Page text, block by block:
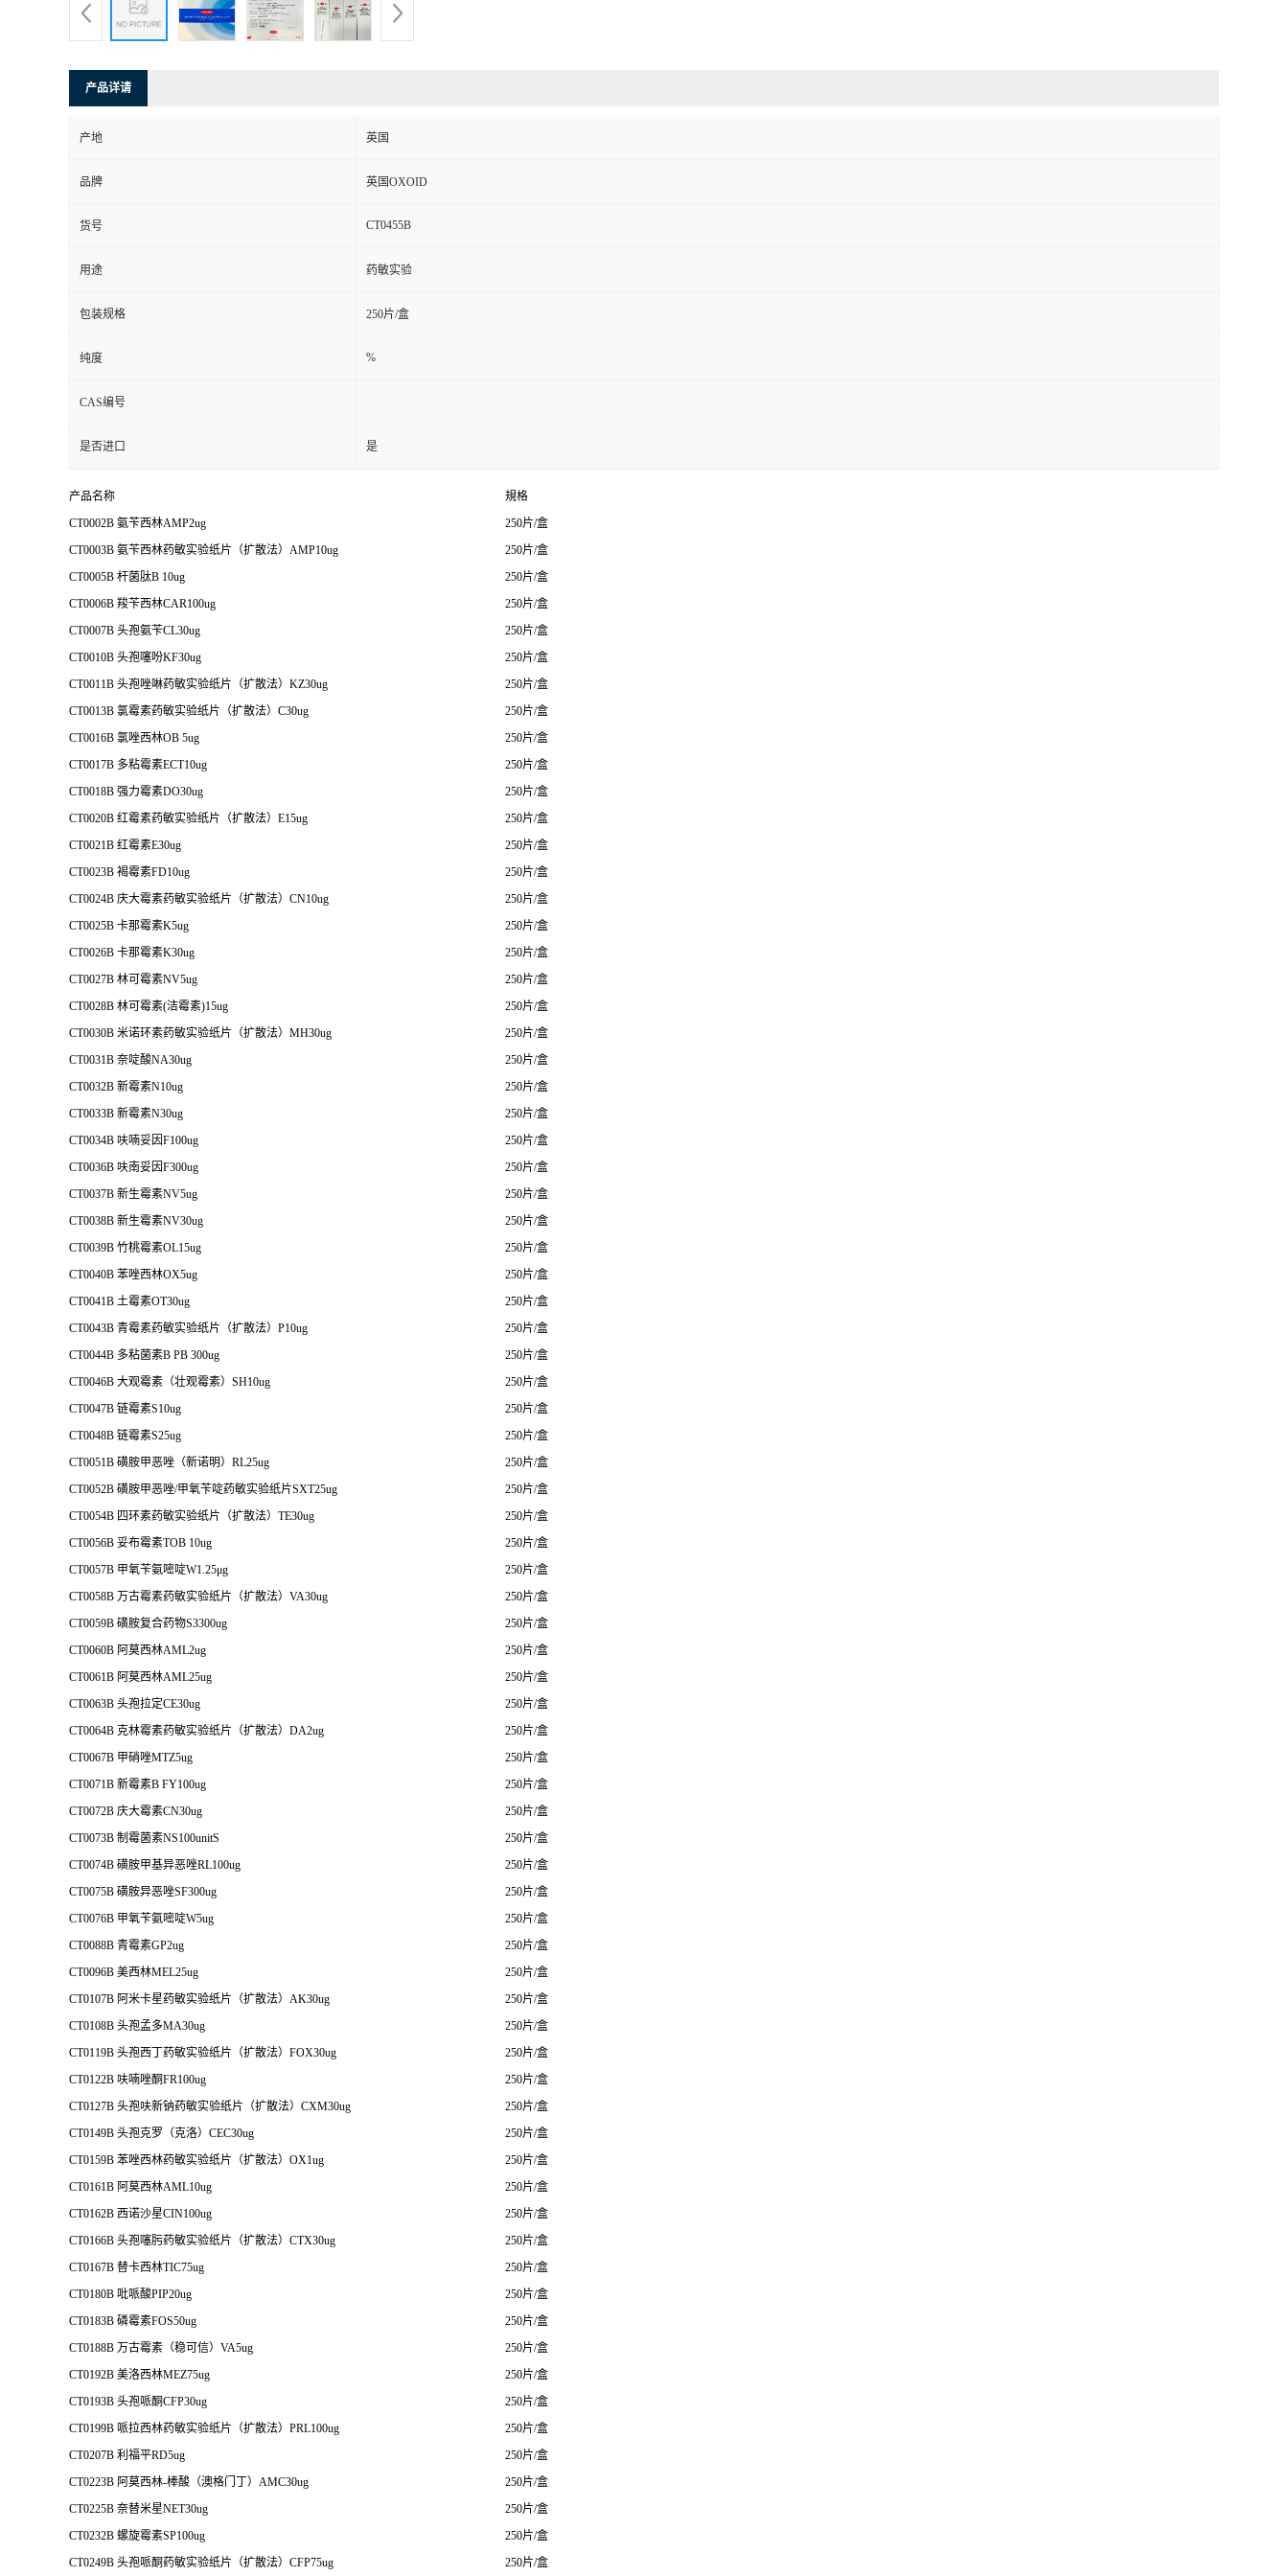
产品详请
产地 英国
品牌 英国OXOID
货号 CT0455B
用途 药敏实验
包装规格 250片/盒
纯度 %
CAS编号
是否进口 是
产品名称
規格
CT0002B 氨苄西林AMP2ug
250片/盒
CT0003B 氨苄西林药敏实验纸片（扩散法）AMP10ug
250片/盒
CT0005B 杆菌肽B 10ug
250片/盒
CT0006B 羧苄西林CAR100ug
250片/盒
CT0007B 头孢氨苄CL30ug
250片/盒
CT0010B 头孢噻吩KF30ug
250片/盒
CT0011B 头孢唑啉药敏实验纸片（扩散法）KZ30ug
250片/盒
CT0013B 氯霉素药敏实验纸片（扩散法）C30ug
250片/盒
CT0016B 氯唑西林OB 5ug
250片/盒
CT0017B 多粘霉素ECT10ug
250片/盒
CT0018B 强力霉素DO30ug
250片/盒
CT0020B 红霉素药敏实验纸片（扩散法）E15ug
250片/盒
CT0021B 红霉素E30ug
250片/盒
CT0023B 褐霉素FD10ug
250片/盒
CT0024B 庆大霉素药敏实验纸片（扩散法）CN10ug
250片/盒
CT0025B 卡那霉素K5ug
250片/盒
CT0026B 卡那霉素K30ug
250片/盒
CT0027B 林可霉素NV5ug
250片/盒
CT0028B 林可霉素(洁霉素)15ug
250片/盒
CT0030B 米诺环素药敏实验纸片（扩散法）MH30ug
250片/盒
CT0031B 奈啶酸NA30ug
250片/盒
CT0032B 新霉素N10ug
250片/盒
CT0033B 新霉素N30ug
250片/盒
CT0034B 呋喃妥因F100ug
250片/盒
CT0036B 呋南妥因F300ug
250片/盒
CT0037B 新生霉素NV5ug
250片/盒
CT0038B 新生霉素NV30ug
250片/盒
CT0039B 竹桃霉素OL15ug
250片/盒
CT0040B 苯唑西林OX5ug
250片/盒
CT0041B 土霉素OT30ug
250片/盒
CT0043B 青霉素药敏实验纸片（扩散法）P10ug
250片/盒
CT0044B 多粘菌素B PB 300ug
250片/盒
CT0046B 大观霉素（壮观霉素）SH10ug
250片/盒
CT0047B 链霉素S10ug
250片/盒
CT0048B 链霉素S25ug
250片/盒
CT0051B 磺胺甲恶唑（新诺明）RL25ug
250片/盒
CT0052B 磺胺甲恶唑/甲氧苄啶药敏实验纸片SXT25ug
250片/盒
CT0054B 四环素药敏实验纸片（扩散法）TE30ug
250片/盒
CT0056B 妥布霉素TOB 10ug
250片/盒
CT0057B 甲氧苄氨嘧啶W1.25μg
250片/盒
CT0058B 万古霉素药敏实验纸片（扩散法）VA30ug
250片/盒
CT0059B 磺胺复合药物S3300ug
250片/盒
CT0060B 阿莫西林AML2ug
250片/盒
CT0061B 阿莫西林AML25ug
250片/盒
CT0063B 头孢拉定CE30ug
250片/盒
CT0064B 克林霉素药敏实验纸片（扩散法）DA2ug
250片/盒
CT0067B 甲硝唑MTZ5ug
250片/盒
CT0071B 新霉素B FY100ug
250片/盒
CT0072B 庆大霉素CN30ug
250片/盒
CT0073B 制霉菌素NS100unitS
250片/盒
CT0074B 磺胺甲基异恶唑RL100ug
250片/盒
CT0075B 磺胺异恶唑SF300ug
250片/盒
CT0076B 甲氧苄氨嘧啶W5ug
250片/盒
CT0088B 青霉素GP2ug
250片/盒
CT0096B 美西林MEL25ug
250片/盒
CT0107B 阿米卡星药敏实验纸片（扩散法）AK30ug
250片/盒
CT0108B 头孢孟多MA30ug
250片/盒
CT0119B 头孢西丁药敏实验纸片（扩散法）FOX30ug
250片/盒
CT0122B 呋喃唑酮FR100ug
250片/盒
CT0127B 头孢呋新钠药敏实验纸片（扩散法）CXM30ug
250片/盒
CT0149B 头孢克罗（克洛）CEC30ug
250片/盒
CT0159B 苯唑西林药敏实验纸片（扩散法）OX1ug
250片/盒
CT0161B 阿莫西林AML10ug
250片/盒
CT0162B 西诺沙星CIN100ug
250片/盒
CT0166B 头孢噻肟药敏实验纸片（扩散法）CTX30ug
250片/盒
CT0167B 替卡西林TIC75ug
250片/盒
CT0180B 吡哌酸PIP20ug
250片/盒
CT0183B 磷霉素FOS50ug
250片/盒
CT0188B 万古霉素（稳可信）VA5ug
250片/盒
CT0192B 美洛西林MEZ75ug
250片/盒
CT0193B 头孢哌酮CFP30ug
250片/盒
CT0199B 哌拉西林药敏实验纸片（扩散法）PRL100ug
250片/盒
CT0207B 利福平RD5ug
250片/盒
CT0223B 阿莫西林-棒酸（澳格门丁）AMC30ug
250片/盒
CT0225B 奈替米星NET30ug
250片/盒
CT0232B 螺旋霉素SP100ug
250片/盒
CT0249B 头孢哌酮药敏实验纸片（扩散法）CFP75ug
250片/盒